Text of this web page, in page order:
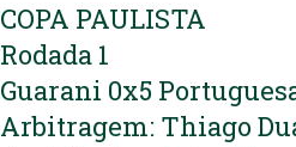
COPA PAULISTA
Rodada 1
Guarani 0x5
Arbitragem: Thiago